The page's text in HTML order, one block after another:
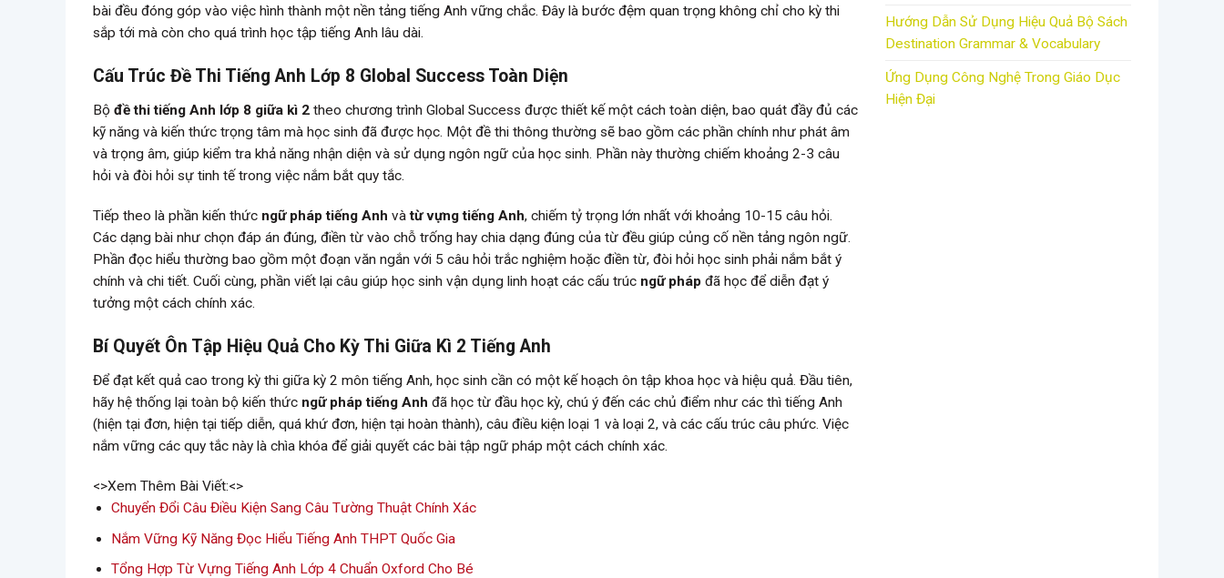
bài đều đóng góp vào việc hình thành một nền tảng tiếng Anh vững chắc. Đây là bước đệm quan trọng không chỉ cho kỳ thi
sắp tới mà còn cho quá trình học tập tiếng Anh lâu dài.
Cấu Trúc Đề Thi Tiếng Anh Lớp 8 Global Success Toàn Diện
Bộ đề thi tiếng Anh lớp 8 giữa kì 2 theo chương trình Global Success được thiết kế một cách toàn diện, bao quát đầy đủ các
kỹ năng và kiến thức trọng tâm mà học sinh đã được học. Một đề thi thông thường sẽ bao gồm các phần chính như phát âm
và trọng âm, giúp kiểm tra khả năng nhận diện và sử dụng ngôn ngữ của học sinh. Phần này thường chiếm khoảng 2-3 câu
hỏi và đòi hỏi sự tinh tế trong việc nắm bắt quy tắc.
Tiếp theo là phần kiến thức ngữ pháp tiếng Anh vàtừ vựng tiếng Anh, chiếm tỷ trọng lớn nhất với khoảng 10-15 câu hỏi.
Các dạng bài như chọn đáp án đúng, điền từ vào chỗ trống hay chia dạng đúng của từ đều giúp củng cố nền tảng ngôn ngữ.
Phần đọc hiểu thường bao gồm một đoạn văn ngắn với 5 câu hỏi trắc nghiệm hoặc điền từ, đòi hỏi học sinh phải nắm bắt ý
chính và chi tiết. Cuối cùng, phần viết lại câu giúp học sinh vận dụng linh hoạt các cấu trúc ngữ pháp đã học để diễn đạt ý
tưởng một cách chính xác.
Bí Quyết Ôn Tập Hiệu Quả Cho Kỳ Thi Giữa Kì 2 Tiếng Anh
Để đạt kết quả cao trong kỳ thi giữa kỳ 2 môn tiếng Anh, học sinh cần có một kế hoạch ôn tập khoa học và hiệu quả. Đầu tiên,
hãy hệ thống lại toàn bộ kiến thức ngữ pháp tiếng Anh đã học từ đầu học kỳ, chú ý đến các chủ điểm như các thì tiếng Anh
(hiện tại đơn, hiện tại tiếp diễn, quá khứ đơn, hiện tại hoàn thành), câu điều kiện loại 1 và loại 2, và các cấu trúc câu phức. Việc
nắm vững các quy tắc này là chìa khóa để giải quyết các bài tập ngữ pháp một cách chính xác.
<>Xem Thêm Bài Viết:<>
Chuyển Đổi Câu Điều Kiện Sang Câu Tường Thuật Chính Xác
Nắm Vững Kỹ Năng Đọc Hiểu Tiếng Anh THPT Quốc Gia
Tổng Hợp Từ Vựng Tiếng Anh Lớp 4 Chuẩn Oxford Cho Bé
Hướng Dẫn Sử Dụng Hiệu Quả Bộ Sách
Destination Grammar & Vocabulary
Ứng Dụng Công Nghệ Trong Giáo Dục
Hiện Đại